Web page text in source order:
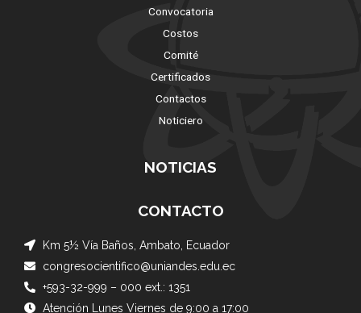
Convocatoria
Costos
Comité
Certificados
Contactos
Noticiero
NOTICIAS
CONTACTO
Km 5½ Vía Baños, Ambato, Ecuador
congresocientifico@uniandes.edu.ec
+593-32-999 – 000 ext.: 1351
Atención Lunes Viernes de 9:00 a 17:00